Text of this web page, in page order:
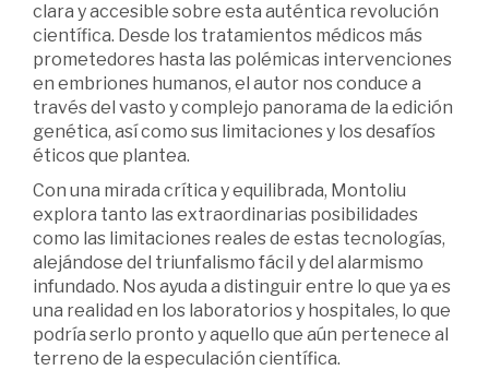
clara y accesible sobre esta auténtica revolución
científica. Desde los tratamientos médicos más
prometedores hasta las polémicas intervenciones
en embriones humanos, el autor nos conduce a
través del vasto y complejo panorama de la edición
genética, así como sus limitaciones y los desafíos
éticos que plantea.
Con una mirada crítica y equilibrada, Montoliu
explora tanto las extraordinarias posibilidades
como las limitaciones reales de estas tecnologías,
alejándose del triunfalismo fácil y del alarmismo
infundado. Nos ayuda a distinguir entre lo que ya es
una realidad en los laboratorios y hospitales, lo que
podría serlo pronto y aquello que aún pertenece al
terreno de la especulación científica.